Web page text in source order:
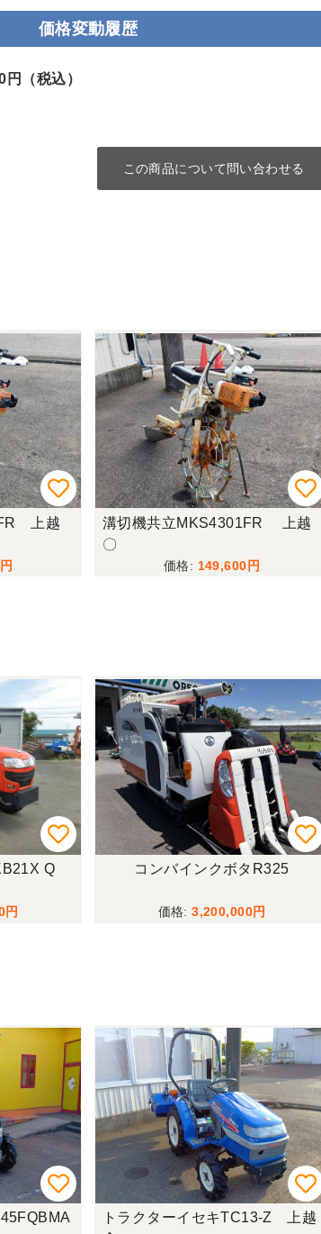
価格変動履歴
（税込）
この商品について問い合わせる
上越
溝切機共立MKS4301FR 上越
〇
149,600
Q コンバインクボタR325
3,200,000
トラクターイセキTC13-Z 上越